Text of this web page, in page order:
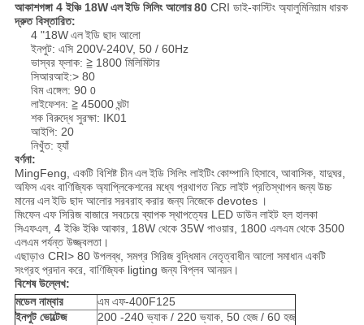
আকাশগঙ্গা 4 ইঞ্চি 18Wএলইডি সিলিং আলোর80CRI ডাই-কাস্টিং অ্যালুমিনিয়াম ধারক
দ্রুত বিস্তারিত:
4 "18Wএলইডি ছাদ আলো
ইনপুট: এসি 200V-240V, 50 / 60Hz
ভাস্বর ফ্লাক: ≧ 1800 মিলিমিটার
সিআরআই:> 80
বিম এঙ্গেল: 90 0
লাইফেশন: ≧ 45000 ঘন্টা
শক বিরুদ্ধে সুরক্ষা: IK01
আইপি: 20
নিখুঁত: হ্যাঁ
বর্ণনা:
MingFeng, একটি বিশিষ্ট চীনএলইডি সিলিং লাইটিংকোম্পানি হিসাবে, আবাসিক, যাদুঘর,
অফিস এবং বাণিজ্যিক অ্যাপ্লিকেশনের মধ্যে প্রথাগত নিচে লাইট প্রতিস্থাপন জন্যউচ্চ
মানেরএলইডি ছাদ আলোরসরবরাহ করার জন্য নিজেকে devotes ।
মিংফেন এফ সিরিজ বাজারে সবচেয়ে ব্যাপক স্থাপত্যের LED ডাউন লাইট হল হালকা
সিএফএল, 4 ইঞ্চি ইঞ্চি আকার, 18W থেকে 35W পাওয়ার, 1800 এলএম থেকে 3500
এলএম পর্যন্ত উজ্জ্বলতা।
এছাড়াও CRI> 80 উপলব্ধ, সমগ্র সিরিজ বুদ্ধিমান নেতৃত্বাধীন আলো সমাধান একটি
সংগ্রহ প্রদান করে, বাণিজ্যিক ligting জন্য বিপ্লব আনয়ন।
বিশেষ উল্লেখ:
মডেল নাম্বার
এম এফ-400F125
ইনপুট ভোল্টেজ
200 -240 ভ্যাক / 220 ভ্যাক, 50 হেজ / 60 হজ